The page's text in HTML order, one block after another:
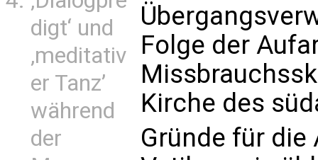
digt‘ und
‚meditativ
er Tanz’
während
der
Folge der
Kirche des
Gründe für